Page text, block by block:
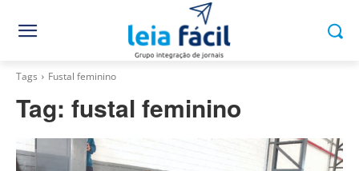
Tags Fustal feminino
Tag: fustal feminino